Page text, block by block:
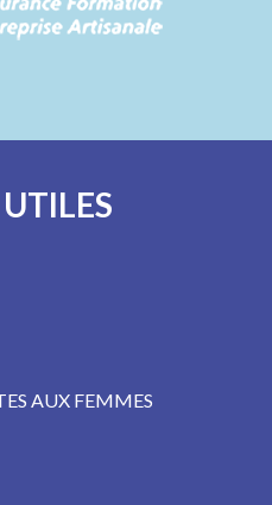
AUX FEMMES